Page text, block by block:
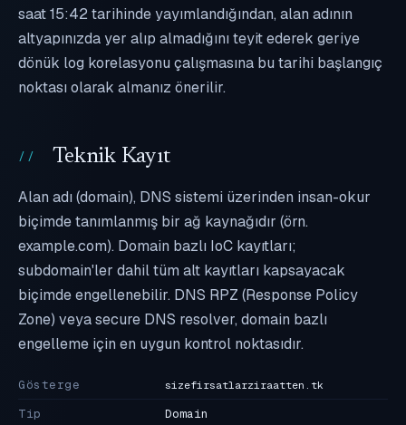
saat 15:42 tarihinde yayımlandığından, alan adının
altyapınızda yer alıp almadığını teyit ederek geriye
dönük log korelasyonu çalışmasına bu tarihi başlangıç
noktası olarak almanız önerilir.
Teknik Kayıt
Alan adı (domain), DNS sistemi üzerinden insan-okur
biçimde tanımlanmış bir ağ kaynağıdır (örn.
example.com). Domain bazlı IoC kayıtları;
subdomain'ler dahil tüm alt kayıtları kapsayacak
biçimde engellenebilir. DNS RPZ (Response Policy
Zone) veya secure DNS resolver, domain bazlı
engelleme için en uygun kontrol noktasıdır.
Gösterge sizefirsatlarziraatten.tk
Tip
Domain